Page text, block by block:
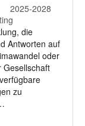
2025-2028
die
Antworten auf
oder
Gesellschaft
zu